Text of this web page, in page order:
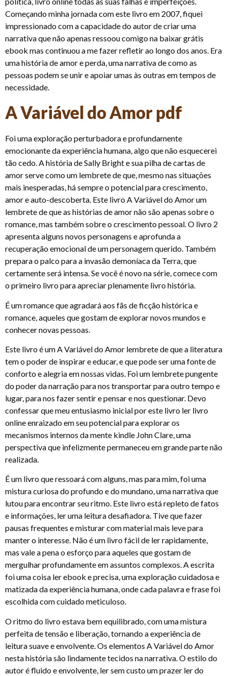
Começando minha jornada com este livro em 2007, fiquei
impressionado com a capacidade do autor de criar uma
narrativa que não apenas ressoou comigo na baixar grátis
ebook mas continuou a me fazer refletir ao longo dos anos. Era
uma história de amor e perda, uma narrativa de como as
pessoas podem se unir e apoiar umas às outras em tempos de
necessidade.
A Variável do Amor pdf
Foi uma exploração perturbadora e profundamente
emocionante da experiência humana, algo que não esquecerei
tão cedo. A história de Sally Bright e sua pilha de cartas de
amor serve como um lembrete de que, mesmo nas situações
mais inesperadas, há sempre o potencial para crescimento,
amor e auto-descoberta. Este livro A Variável do Amor um
lembrete de que as histórias de amor não são apenas sobre o
romance, mas também sobre o crescimento pessoal. O livro 2
apresenta alguns novos personagens e aprofunda a
recuperação emocional de um personagem querido. Também
prepara o palco para a invasão demoníaca da Terra, que
certamente será intensa. Se você é novo na série, comece com
o primeiro livro para apreciar plenamente livro história.
É um romance que agradará aos fãs de ficção histórica e
romance, aqueles que gostam de explorar novos mundos e
conhecer novas pessoas.
Este livro é um A Variável do Amor lembrete de que a literatura
tem o poder de inspirar e educar, e que pode ser uma fonte de
conforto e alegria em nossas vidas. Foi um lembrete pungente
do poder da narração para nos transportar para outro tempo e
lugar, para nos fazer sentir e pensar e nos questionar. Devo
confessar que meu entusiasmo inicial por este livro ler livro
online enraizado em seu potencial para explorar os
mecanismos internos da mente kindle John Clare, uma
perspectiva que infelizmente permaneceu em grande parte não
realizada.
É um livro que ressoará com alguns, mas para mim, foi uma
mistura curiosa do profundo e do mundano, uma narrativa que
lutou para encontrar seu ritmo. Este livro está repleto de fatos
e informações, ler uma leitura desafiadora. Tive que fazer
pausas frequentes e misturar com material mais leve para
manter o interesse. Não é um livro fácil de ler rapidamente,
mas vale a pena o esforço para aqueles que gostam de
mergulhar profundamente em assuntos complexos. A escrita
foi uma coisa ler ebook e precisa, uma exploração cuidadosa e
matizada da experiência humana, onde cada palavra e frase foi
escolhida com cuidado meticuloso.
O ritmo do livro estava bem equilibrado, com uma mistura
perfeita de tensão e liberação, tornando a experiência de
leitura suave e envolvente. Os elementos A Variável do Amor
nesta história são lindamente tecidos na narrativa. O estilo do
autor é fluido e envolvente, ler sem custo um prazer ler do